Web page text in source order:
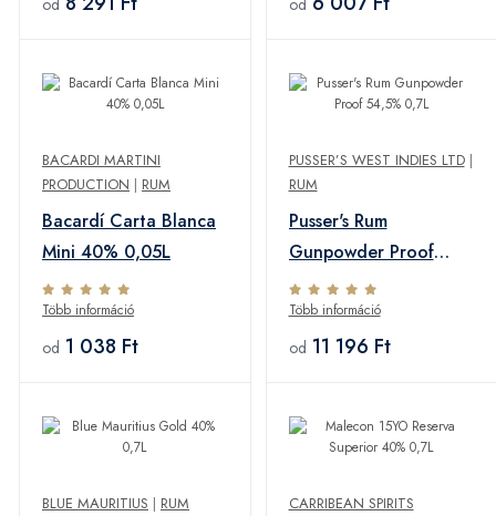
od od
BACARDI MARTINI
PRODUCTION | RUM
Bacardí Carta Blanca
Mini 40% 0,05L
Több információ
od 1 038 Ft
PUSSER’S WEST INDIES LTD|
RUM
Pusser's Rum
Gunpowder Proof
54,5% 0,7L
Több információ
od 11 196 Ft
BLUE MAURITIUS | RUM
CARRIBEAN SPIRITS